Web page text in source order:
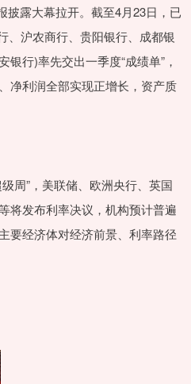
露大幕拉开。截至4月23日，已
、沪农商行、贵阳银行、成都银
行)率先交出一季度“成绩单”，
净利润全部实现正增长，资产质
”，美联储、欧洲央行、英国
将发布利率决议，机构预计普遍
要经济体对经济前景、利率路径